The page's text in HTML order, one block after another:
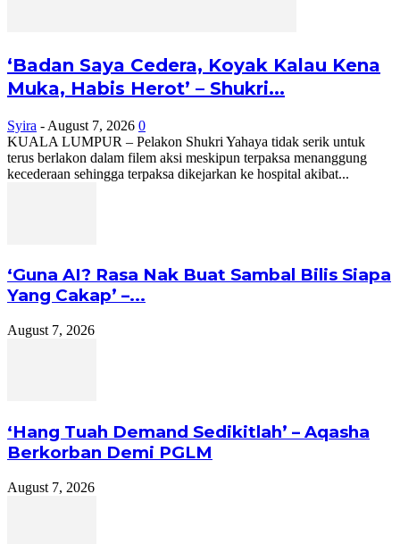
‘Badan Saya Cedera, Koyak Kalau Kena
Muka, Habis Herot’ – Shukri...
Syira - August 7, 2026 0
KUALA LUMPUR – Pelakon Shukri Yahaya tidak serik untuk
terus berlakon dalam filem aksi meskipun terpaksa menanggung
kecederaan sehingga terpaksa dikejarkan ke hospital akibat...
‘Guna AI? Rasa Nak Buat Sambal Bilis Siapa
Yang Cakap’ –...
August 7, 2026
‘Hang Tuah Demand Sedikitlah’ – Aqasha
Berkorban Demi PGLM
August 7, 2026